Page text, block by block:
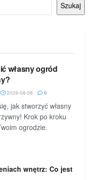
Szukaj
własny ogród
2026-08-08 0
jak stworzyć własny
Krok po kroku
ogrodzie.
wnętrz: Co jest